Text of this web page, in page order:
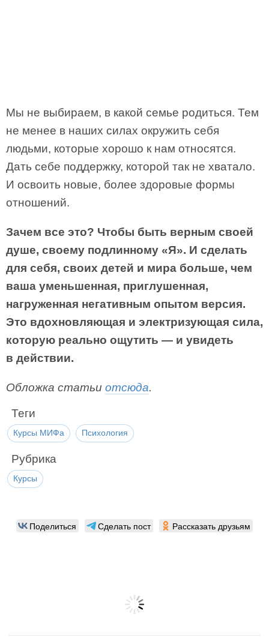
Мы не выбираем, в какой семье родиться. Тем
не менее в наших силах окружить себя
людьми, которые хорошо к нам относятся.
Дать себе поддержку, которой так не хватало.
И освоить новые, более здоровые формы
отношений.
Зачем все это? Чтобы быть верным своей
душе, своему подлинному «Я». И сделать
для себя, своих детей и мира больше, чем
ваша уменьшенная, приглушенная,
нагруженная негативным опытом версия.
Это вдохновляющая и электризующая сила,
которую реально ощутить — и увидеть
в действии.
Обложка статьи отсюда.
Теги
Курсы МИФа Психология
Рубрика
Курсы
Поделиться Сделать пост Рассказать друзьям